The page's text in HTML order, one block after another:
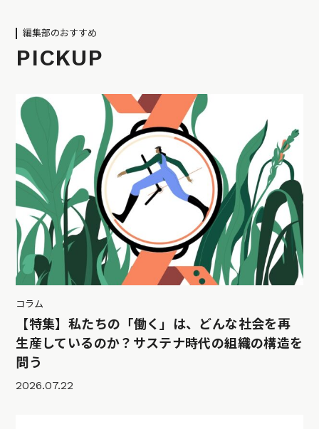
編集部のおすすめ
PICKUP
コラム
【特集】私たちの「働く」は、どんな社会を再
生産しているのか？サステナ時代の組織の構造を
問う
2026.07.22